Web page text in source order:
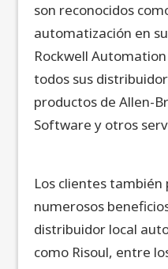
son reconocidos
automatización en
Rockwell
todos sus
productos de Allen-
Software y otros
Los clientes
numerosos
distribuidor local
como Risoul, entre